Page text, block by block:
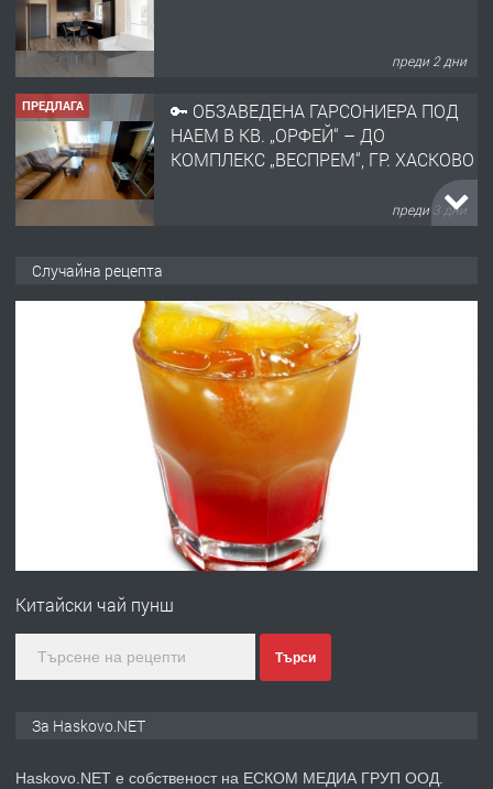
преди 2 дни
ПРЕДЛАГА
🔑 ОБЗАВЕДЕНА ГАРСОНИЕРА ПОД
НАЕМ В КВ. „ОРФЕЙ“ – ДО
КОМПЛЕКС „ВЕСПРЕМ“, ГР. ХАСКОВО
преди 3 дни
АПАРТАМЕНТ В ЦЕНТЪРА НА ГР.
ХАСКОВО
Давам гараж под наем
№4120 Магазин/Офис под наем в кв.
градската градина!
Случайна рецепта
Китайски чай пунш
Търси
За Haskovo.NET
Haskovo.NET е собственост на ЕСКОМ МЕДИА ГРУП ООД.